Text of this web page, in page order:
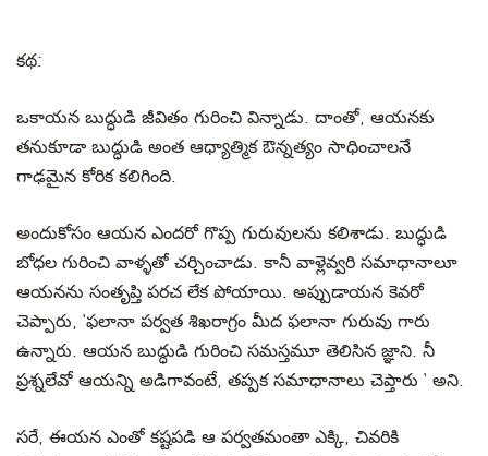
కథ:
ఒకాయన బుద్ధుడి జీవితం గురించి విన్నాడు. దాంతో, ఆయనకు
తనుకూడా బుద్ధుడి అంత ఆధ్యాత్మిక ఔన్నత్యం సాధించాలనే
గాఢమైన కోరిక కలిగింది.
అందుకోసం ఆయన ఎందరో గొప్ప గురువులను కలిశాడు. బుద్ధుడి
బోధల గురించి వాళ్ళతో చర్చించాడు. కానీ వాళ్లెవ్వరి సమాధానాలూ
ఆయనను సంతృప్తి పరచ లేక పోయాయి. అప్పుడాయన కెవరో
చెప్పారు, ‘ఫలానా పర్వత శిఖరాగ్రం మీద ఫలానా గురువు గారు
ఉన్నారు. ఆయన బుద్ధుడి గురించి సమస్తమూ తెలిసిన జ్ఞాని. నీ
ప్రశ్నలేవో ఆయన్ని అడిగావంటే, తప్పక సమాధానాలు చెప్తారు ‘ అని.
సరే, ఈయన ఎంతో కష్టపడి ఆ పర్వతమంతా ఎక్కి, చివరికి